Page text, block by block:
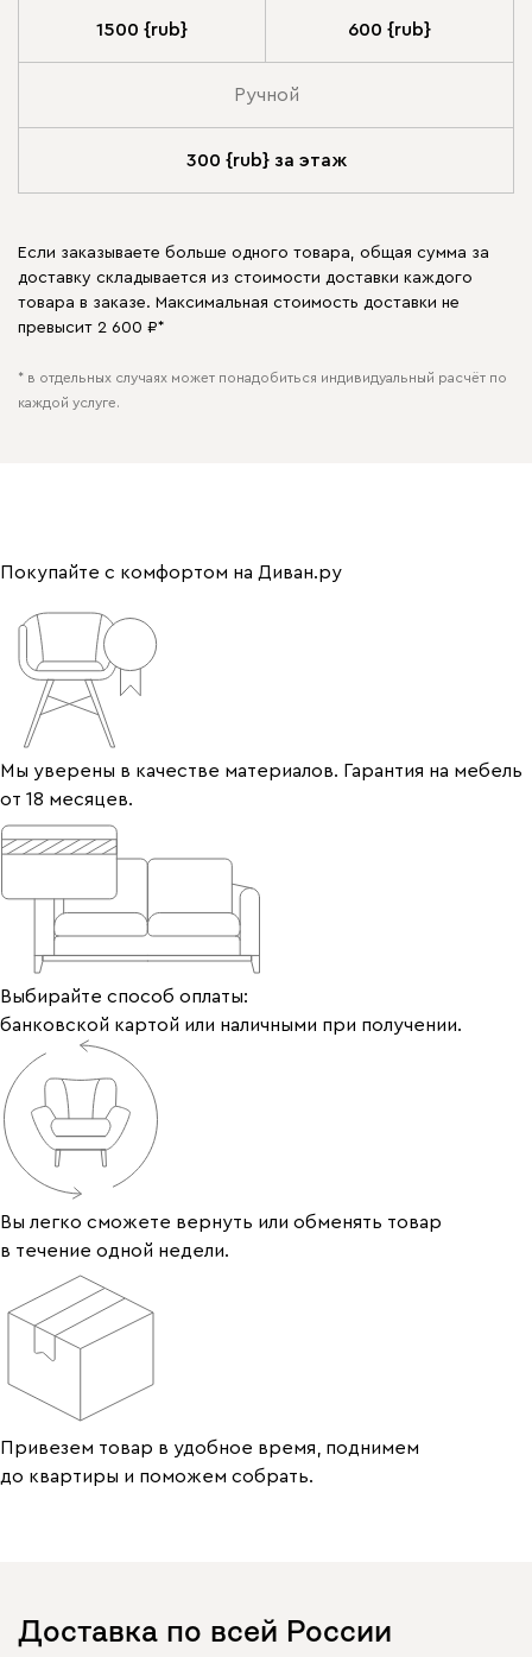
1500 {rub} 600 {rub}
Ручной
300 {rub} за этаж
Если заказываете больше одного товара, общая сумма за
доставку складывается из стоимости доставки каждого
товара в заказе. Максимальная стоимость доставки не
превысит 2 600 ₽*
* в отдельных случаях может понадобиться индивидуальный расчёт по
каждой услуге.
Покупайте с комфортом на Диван.ру
Мы уверены в качестве материалов. Гарантия на мебель
от 18 месяцев.
Выбирайте способ оплаты:
банковской картой или наличными при получении.
Вы легко сможете вернуть или обменять товар
в течение одной недели.
Привезем товар в удобное время, поднимем
до квартиры и поможем собрать.
Доставка по всей России